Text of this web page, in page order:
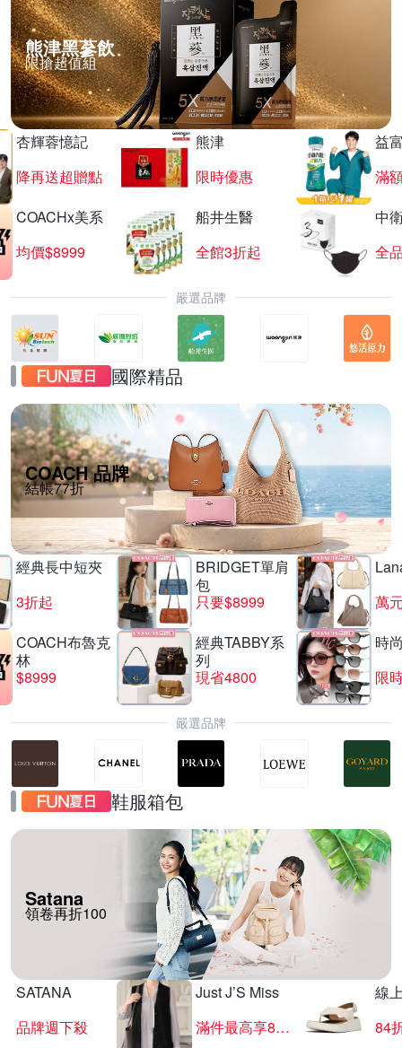
熊津黑蔘飲
限搶超值組
杏輝蓉憶記
降再送超贈點
熊津
限時優惠
益
滿
COACHx美系
均價$8999
船井生醫
全館3折起
中
全
嚴選品牌
國際精品
COACH 品牌
結帳77折
經典長中短夾
3折起
BRIDGET單肩
包
只要$8999
萬
COACH布魯克
林
$8999
經典TABBY系
列
現省4800
時
限
嚴選品牌
鞋服箱包
Satana
領卷再折100
SATANA
品牌週下殺
Just J’S Miss
滿件最高享85折
線
84